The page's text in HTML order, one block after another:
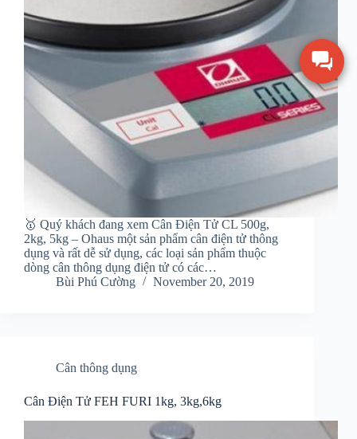
🥇 Quý khách đang xem Cân Điện Tử CL 500g,
2kg, 5kg – Ohaus một sản phẩm cân điện tử thông
dụng và rất dễ sử dụng, các loại sản phẩm thuộc
dòng cân thông dụng điện tử có các…
Bùi Phú Cường
November 20, 2019
Cân thông dụng
Cân Điện Tử FEH FURI 1kg, 3kg,6kg